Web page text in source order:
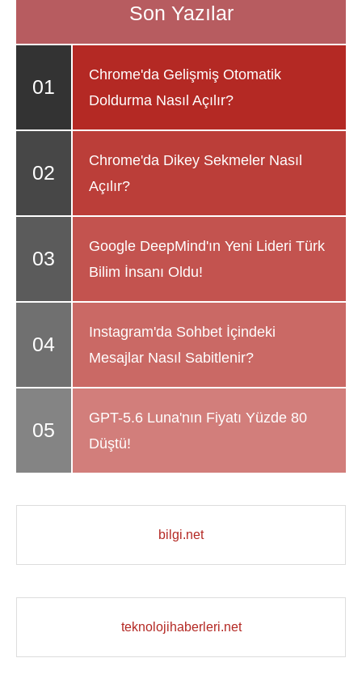
Chrome'da Gelişmiş Otomatik
Doldurma Nasıl Açılır?
Chrome'da Dikey Sekmeler Nasıl
Açılır?
Google DeepMind'ın Yeni Lideri Türk
Bilim İnsanı Oldu!
Instagram'da Sohbet İçindeki
Mesajlar Nasıl Sabitlenir?
GPT-5.6 Luna'nın Fiyatı Yüzde 80
Düştü!
bilgi.net
teknolojihaberleri.net